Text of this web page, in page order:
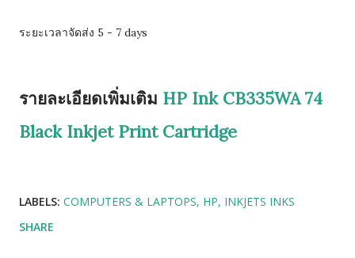
ระยะเวลาจัดส่ง 5 - 7 days
รายละเอียดเพิ่มเติม HP Ink CB335WA 74
Black Inkjet Print Cartridge
LABELS: COMPUTERS & LAPTOPS HP INKJETS INKS
SHARE